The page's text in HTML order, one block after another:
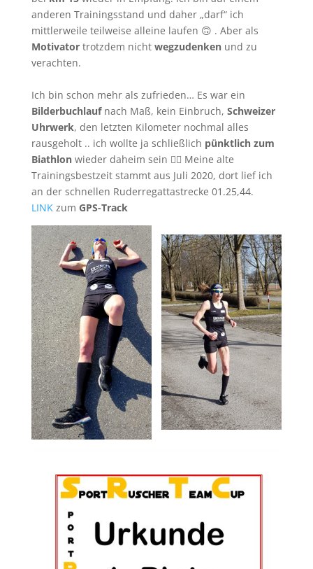
anderen Trainingsstand und daher „darf“ ich
mittlerweile teilweise alleine laufen 🙃 . Aber als
Motivator trotzdem nicht wegzudenken und zu
verachten.
Ich bin schon mehr als zufrieden… Es war ein
Bilderbuchlauf nach Maß, kein Einbruch, Schweizer
Uhrwerk, den letzten Kilometer nochmal alles
rausgeholt .. ich wollte ja schließlich pünktlich zum
Biathlon wieder daheim sein 🤦‍♀️ Meine alte
Trainingsbestzeit stammt aus Juli 2020, dort lief ich
an der schnellen Ruderregattastrecke 01.25,44.
LINK zum GPS-Track